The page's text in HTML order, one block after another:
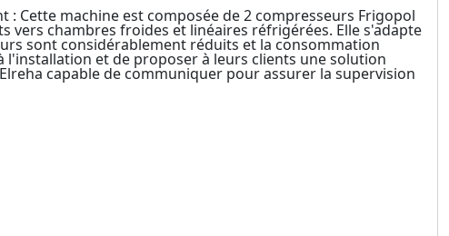
Cette machine est composée de 2 compresseurs Frigopol
vers chambres froides et linéaires réfrigérées. Elle s'adapte
sont considérablement réduits et la consommation
et de proposer à leurs clients une solution
capable de communiquer pour assurer la supervision